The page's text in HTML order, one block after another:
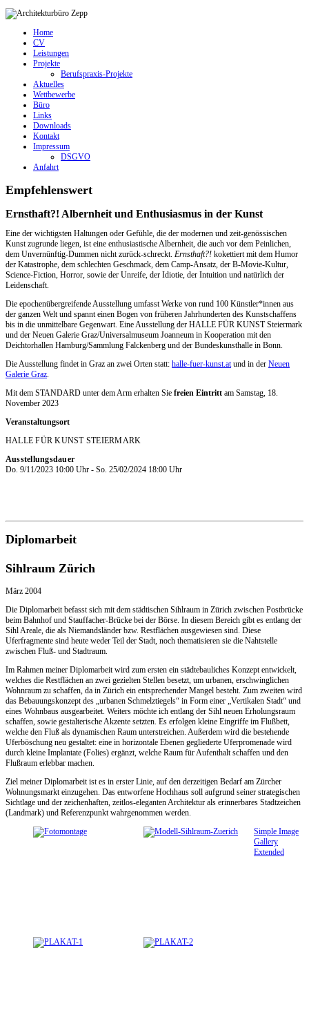
Home
CV
Leistungen
Projekte
Berufspraxis-Projekte
Aktuelles
Wettbewerbe
Büro
Links
Downloads
Kontakt
Impressum
DSGVO
Anfahrt
Empfehlenswert
Ernsthaft?! Albernheit und Enthusiasmus in der Kunst
Eine der wichtigsten Haltungen oder Gefühle, die der modernen und zeit-genössischen
Kunst zugrunde liegen, ist eine enthusiastische Albernheit, die auch vor dem Peinlichen,
dem Unvernünftig-Dummen nicht zurück-schreckt. Ernsthaft?! kokettiert mit dem Humor
der Katastrophe, dem schlechten Geschmack, dem Camp-Ansatz, der B-Movie-Kultur,
Science-Fiction, Horror, sowie der Unreife, der Idiotie, der Intuition und natürlich der
Leidenschaft.
Die epochenübergreifende Ausstellung umfasst Werke von rund 100 Künstler*innen aus
der ganzen Welt und spannt einen Bogen von früheren Jahrhunderten des Kunstschaffens
bis in die unmittelbare Gegenwart. Eine Ausstellung der HALLE FÜR KUNST Steiermark
und der Neuen Galerie Graz/​Universalmuseum Joanneum in Kooperation mit den
Deichtorhallen Hamburg/​Sammlung Falckenberg und der Bundeskunsthalle in Bonn.
Die Ausstellung findet in Graz an zwei Orten statt: halle-fuer-kunst.atund in der Neuen
Galerie Graz.
Mit dem STANDARD unter dem Arm erhalten Sie freien Eintritt am Samstag, 18.
November 2023
Veranstaltungsort
HALLE FÜR KUNST STEIERMARK
Ausstellungsdauer
Do. 9/11/2023 10:00 Uhr - So. 25/02/2024 18:00 Uhr
Diplomarbeit
Sihlraum Zürich
März 2004
Die Diplomarbeit befasst sich mit dem städtischen Sihlraum in Zürich zwischen Postbrücke
beim Bahnhof und Stauffacher-Brücke bei der Börse. In diesem Bereich gibt es entlang der
Sihl Areale, die als Niemandsländer bzw. Restflächen ausgewiesen sind. Diese
Uferfragmente sind heute weder Teil der Stadt, noch thematisieren sie die Nahtstelle
zwischen Fluß- und Stadtraum.
Im Rahmen meiner Diplomarbeit wird zum ersten ein städtebauliches Konzept entwickelt,
welches die Restflächen an zwei gezielten Stellen besetzt, um urbanen, erschwinglichen
Wohnraum zu schaffen, da in Zürich ein entsprechender Mangel besteht. Zum zweiten wird
das Bebauungskonzept des „urbanen Schmelztiegels“ in Form einer „Vertikalen Stadt“ und
eines Wohnbaus ausgearbeitet. Weiters möchte ich entlang der Sihl neuen Erholungsraum
schaffen, sowie gestalterische Akzente setzten. Es erfolgen kleine Eingriffe im Flußbett,
welche den Fluß als dynamischen Raum unterstreichen. Außerdem wird die bestehende
Uferböschung neu gestaltet: eine in horizontale Ebenen gegliederte Uferpromenade wird
durch kleine Implantate (Folies) ergänzt, welche Raum für Aufenthalt schaffen und den
Flußraum erlebbar machen.
Ziel meiner Diplomarbeit ist es in erster Linie, auf den derzeitigen Bedarf am Zürcher
Wohnungsmarkt einzugehen. Das entworfene Hochhaus soll aufgrund seiner strategischen
Sichtlage und der zeichenhaften, zeitlos-eleganten Architektur als erinnerbares Stadtzeichen
(Landmark) und Referenzpunkt wahrgenommen werden.
Simple Image
Gallery
Extended